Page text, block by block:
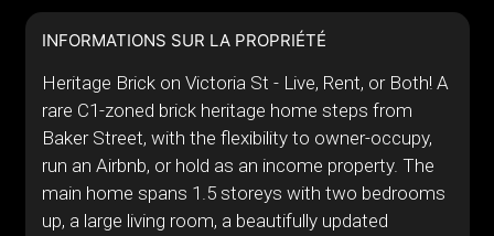
INFORMATIONS SUR LA PROPRIÉTÉ
Heritage Brick on Victoria St - Live, Rent, or Both! A
rare C1-zoned brick heritage home steps from
Baker Street, with the flexibility to owner-occupy,
run an Airbnb, or hold as an income property. The
main home spans 1.5 storeys with two bedrooms
up, a large living room, a beautifully updated